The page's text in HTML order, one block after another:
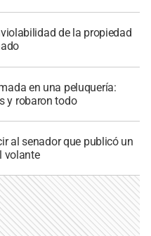
de la propiedad
en una peluquería:
y robaron todo
al senador que publicó un
volante